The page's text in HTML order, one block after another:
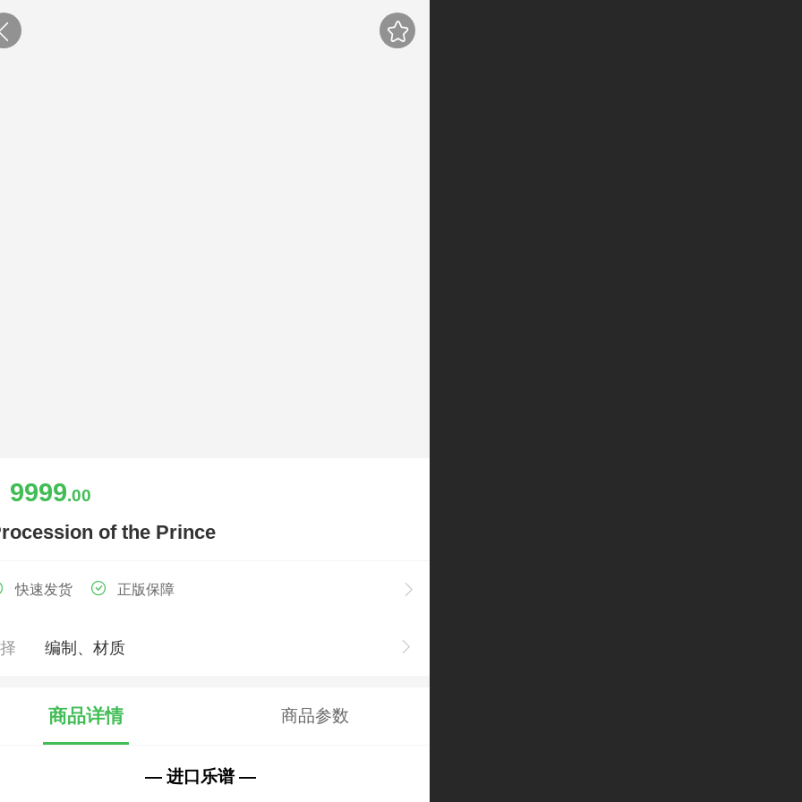
9999.00
of the Prince
快速发货 正版保障
编制、材质
商品详情 商品参数
— 进口乐谱 —